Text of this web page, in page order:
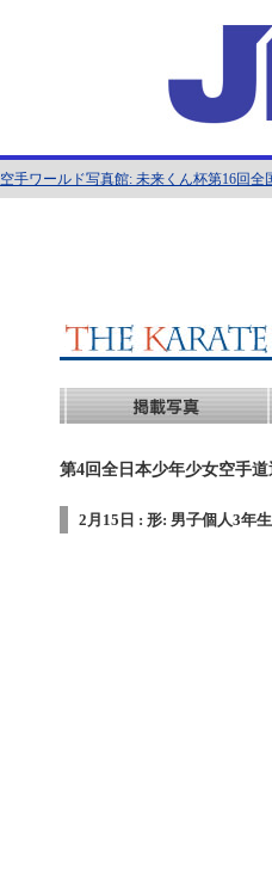
空手ワールド写真館: 未来くん杯第16回
第4回全日本少年少女空手
2月15日 : 形: 男子個人3年